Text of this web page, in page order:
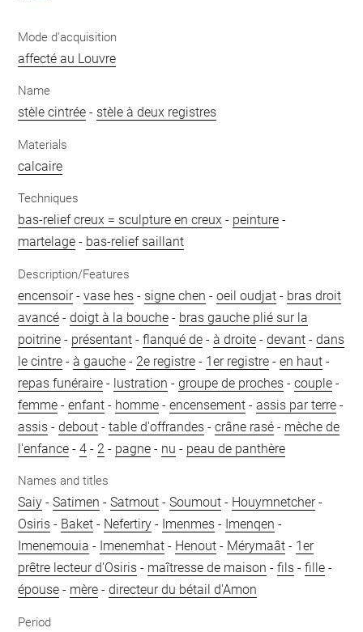
Mode d'acquisition
affecté au Louvre
Name
stèle cintrée - stèle à deux registres
Materials
calcaire
Techniques
bas-relief creux = sculpture en creux - peinture -
martelage - bas-relief saillant
Description/Features
encensoir-vase hes - signe chen -oeil oudjat - bras droit
avancé -doigt à la bouche - bras gauche plié sur la
poitrine - présentant -flanqué de -à droite -devant -dans
le cintre -à gauche - 2e registre - 1er registre -en haut -
repas funéraire - lustration -groupe de proches -couple -
femme -enfant - homme -encensement -assis par terre -
assis -debout -table d'offrandes -crâne rasé - mèche de
l'enfance -4 - 2 - pagne - nu - peau de panthère
Names and titles
Saiy -Satimen -Satmout -Soumout - Houymnetcher-
Osiris - Baket - Nefertiry - Imenmes - Imenqen -
Imenemouia - Imenemhat - Henout - Mérymaât - 1er
prêtre lecteur d'Osiris - maîtresse de maison -fils -fille -
épouse - mère -directeur du bétail d'Amon
Period